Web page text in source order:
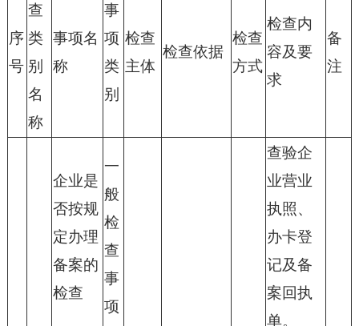
序
号
查
类
别
名
称
事项名
称
事
项
类
别
检查
主体
检查依据
检查
方式
检查内
容及要
求
备
注
企业是
否按规
定办理
备案的
检查
一
般
检
查
事
项
查验企
业营业
执照、
办卡登
记及备
案回执
单。